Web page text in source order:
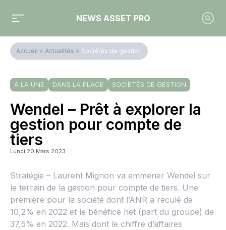
NEWS ASSET PRO
Accueil > Actualités > Sociétés de gestion
À LA UNE DANS LA PLACE SOCIÉTÉS DE GESTION
Wendel – Prêt à explorer la
gestion pour compte de
tiers
Lundi 20 Mars 2023
Stratégie – Laurent Mignon va emmener Wendel sur
le terrain de la gestion pour compte de tiers. Une
première pour la société dont l’ANR a reculé de
10,2% en 2022 et le bénéfice net (part du groupe) de
37,5% en 2022. Mais dont le chiffre d’affaires